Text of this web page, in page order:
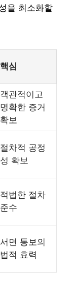
을 최소화할
핵심
객관적이고
명확한 증거
확보
절차적 공정
성 확보
적법한 절차
준수
서면 통보의
법적 효력